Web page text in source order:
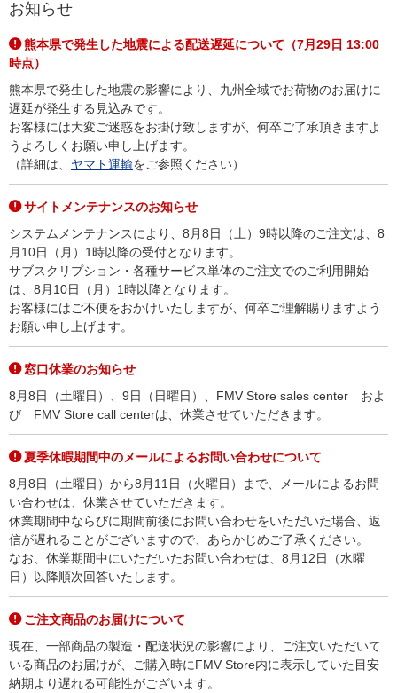
お知らせ
熊本県で発生した地震による配送遅延について（7月29日 13:00
時点）
熊本県で発生した地震の影響により、九州全域でお荷物のお届けに
遅延が発生する見込みです。
お客様には大変ご迷惑をお掛け致しますが、何卒ご了承頂きますよ
うよろしくお願い申し上げます。
（詳細は、 ヤマト運輸をご参照ください）
サイトメンテナンスのお知らせ
システムメンテナンスにより、8月8日（土）9時以降のご注文は、8
月10日（月）1時以降の受付となります。
サブスクリプション・各種サービス単体のご注文でのご利用開始
は、8月10日（月）1時以降となります。
お客様にはご不便をおかけいたしますが、何卒ご理解賜りますよう
お願い申し上げます。
窓口休業のお知らせ
8月8日（土曜日）、9日（日曜日）、FMV Store sales center およ
び FMV Store call centerは、休業させていただきます。
夏季休暇期間中のメールによるお問い合わせについて
8月8日（土曜日）から8月11日（火曜日）まで、メールによるお問
い合わせは、休業させていただきます。
休業期間中ならびに期間前後にお問い合わせをいただいた場合、返
信が遅れることがございますので、あらかじめご了承ください。
なお、休業期間中にいただいたお問い合わせは、8月12日（水曜
日）以降順次回答いたします。
ご注文商品のお届けについて
現在、一部商品の製造・配送状況の影響により、ご注文いただいて
いる商品のお届けが、ご購入時にFMV Store内に表示していた目安
納期より遅れる可能性がございます。